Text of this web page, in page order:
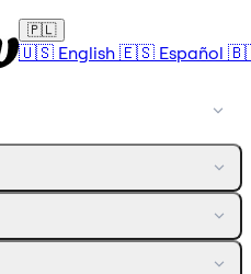
🇵🇱
🇺🇸 English 🇪🇸 Español